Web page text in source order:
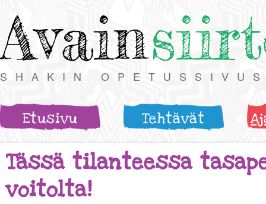
Avain
SHAKIN
Etusivu Tehtävät
Tässä tilanteessa
voitolta!